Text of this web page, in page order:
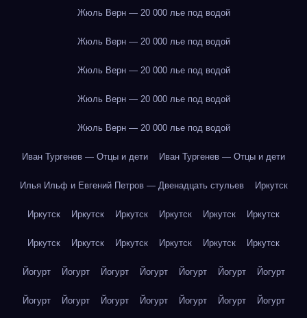
Жюль Верн — 20 000 лье под водой
Жюль Верн — 20 000 лье под водой
Жюль Верн — 20 000 лье под водой
Жюль Верн — 20 000 лье под водой
Жюль Верн — 20 000 лье под водой
Иван Тургенев — Отцы и дети Иван Тургенев — Отцы и дети
Илья Ильф и Евгений Петров — Двенадцать стульев Иркутск
Иркутск Иркутск Иркутск Иркутск Иркутск Иркутск
Иркутск Иркутск Иркутск Иркутск Иркутск Иркутск
Йогурт Йогурт Йогурт Йогурт Йогурт Йогурт Йогурт
Йогурт Йогурт Йогурт Йогурт Йогурт Йогурт Йогурт